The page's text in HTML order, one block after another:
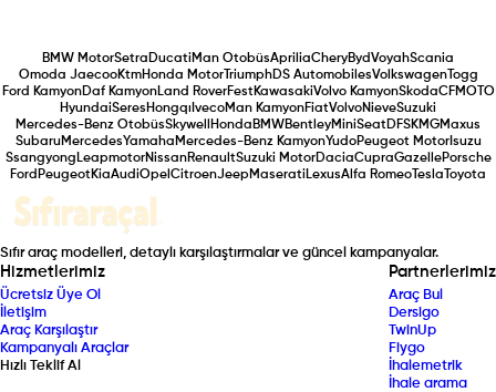
BMW MotorSetra Ducati Man OtobüsApriliaCheryBydVoyahScania
Omoda JaecooKtmHonda MotorTriumphDS AutomobilesVolkswagenTogg
Ford KamyonDaf KamyonLand RoverFestKawasakiVolvo KamyonSkodaCFMOTO
HyundaiSeres Hongqı IvecoMan KamyonFiatVolvoNieveSuzuki
Mercedes-Benz OtobüsSkywell Honda BMWBentleyMiniSeatDFSKMGMaxus
SubaruMercedesYamaha Mercedes-Benz KamyonYudoPeugeot MotorIsuzu
Ssangyong LeapmotorNissanRenaultSuzuki MotorDaciaCupraGazellePorsche
Ford PeugeotKiaAudiOpel CitroenJeep Maserati LexusAlfa Romeo Tesla Toyota
Sıfır araç modelleri, detaylı karşılaştırmalar ve güncel kampanyalar.
Hizmetlerimiz
Ücretsiz Üye Ol
İletişim
Araç Karşılaştır
Kampanyalı Araçlar
Hızlı Teklif Al
Partnerlerimiz
Araç Bul
Dersigo
TwinUp
Fiygo
İhalemetrik
İhale arama